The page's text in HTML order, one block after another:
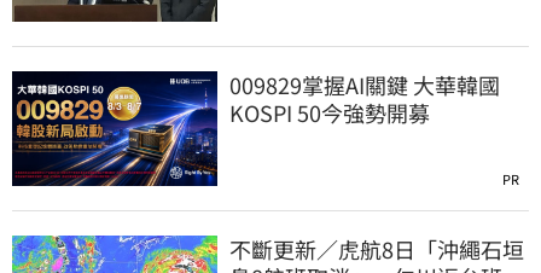
009829掌握AI關鍵 大華韓國
KOSPI 50今強勢開募
PR
不斷更新／虎航8日「沖繩石垣